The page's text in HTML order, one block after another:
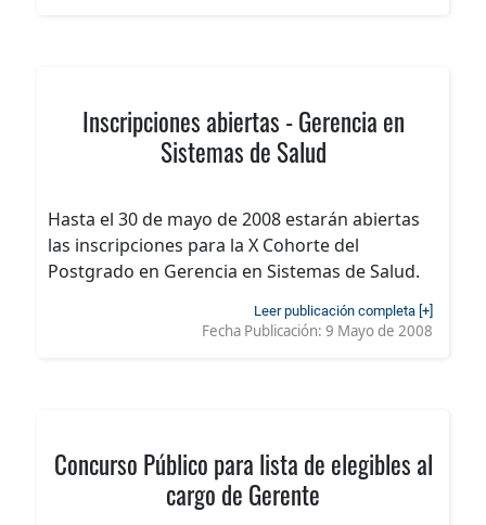
Inscripciones abiertas - Gerencia en
Sistemas de Salud
Hasta el 30 de mayo de 2008 estarán abiertas
las inscripciones para la X Cohorte del
Postgrado en Gerencia en Sistemas de Salud.
Leer publicación completa [+]
Fecha Publicación: 9 Mayo de 2008
Concurso Público para lista de elegibles al
cargo de Gerente